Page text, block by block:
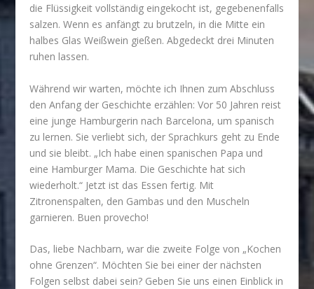
die Flüssigkeit vollständig eingekocht ist, gegebenenfalls
salzen. Wenn es anfängt zu brutzeln, in die Mitte ein
halbes Glas Weißwein gießen. Abgedeckt drei Minuten
ruhen lassen.
Während wir warten, möchte ich Ihnen zum Abschluss
den Anfang der Geschichte erzählen: Vor 50 Jahren reist
eine junge Hamburgerin nach Barcelona, um spanisch
zu lernen. Sie verliebt sich, der Sprachkurs geht zu Ende
und sie bleibt. „Ich habe einen spanischen Papa und
eine Hamburger Mama. Die Geschichte hat sich
wiederholt.“ Jetzt ist das Essen fertig. Mit
Zitronenspalten, den Gambas und den Muscheln
garnieren. Buen provecho!
Das, liebe Nachbarn, war die zweite Folge von „Kochen
ohne Grenzen“. Möchten Sie bei einer der nächsten
Folgen selbst dabei sein? Geben Sie uns einen Einblick in